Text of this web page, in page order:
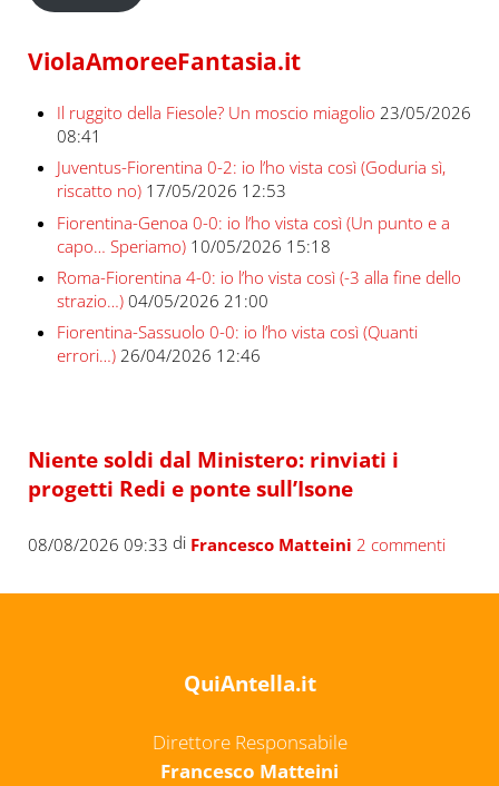
ViolaAmoreeFantasia.it
Il ruggito della Fiesole? Un moscio miagolio 23/05/2026
08:41
Juventus-Fiorentina 0-2: io l’ho vista così (Goduria sì,
riscatto no) 17/05/2026 12:53
Fiorentina-Genoa 0-0: io l’ho vista così (Un punto e a
capo… Speriamo) 10/05/2026 15:18
Roma-Fiorentina 4-0: io l’ho vista così (-3 alla fine dello
strazio…) 04/05/2026 21:00
Fiorentina-Sassuolo 0-0: io l’ho vista così (Quanti
errori…) 26/04/2026 12:46
Niente soldi dal Ministero: rinviati i
progetti Redi e ponte sull’Isone
08/08/2026 09:33 di Francesco Matteini 2 commenti
QuiAntella.it
Direttore Responsabile
Francesco Matteini